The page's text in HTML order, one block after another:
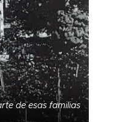
de esas familias